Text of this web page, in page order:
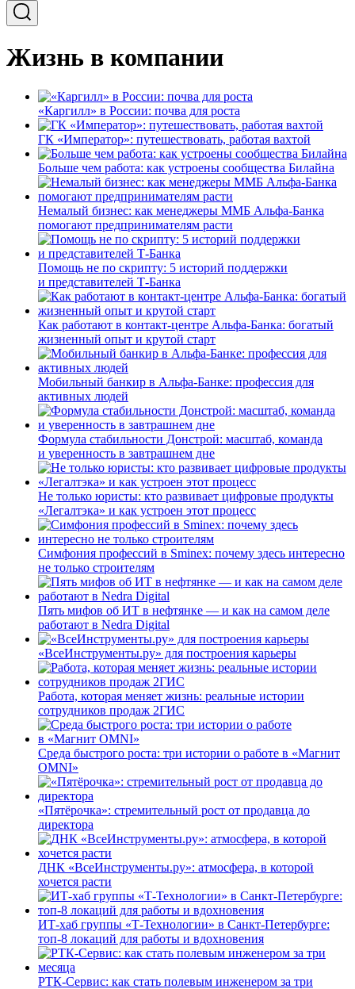
Жизнь в компании
«Каргилл» в России: почва для роста
ГК «Император»: путешествовать, работая вахтой
Больше чем работа: как устроены сообщества Билайна
Немалый бизнес: как менеджеры ММБ Альфа-Банка
помогают предпринимателям расти
Помощь не по скрипту: 5 историй поддержки
и представителей Т-Банка
Как работают в контакт-центре Альфа-Банка: богатый
жизненный опыт и крутой старт
Мобильный банкир в Альфа-Банке: профессия для
активных людей
Формула стабильности Донстрой: масштаб, команда
и уверенность в завтрашнем дне
Не только юристы: кто развивает цифровые продукты
«Легалтэка» и как устроен этот процесс
Симфония профессий в Sminex: почему здесь интересно
не только строителям
Пять мифов об ИТ в нефтянке — и как на самом деле
работают в Nedra Digital
«ВсеИнструменты.ру» для построения карьеры
Работа, которая меняет жизнь: реальные истории
сотрудников продаж 2ГИС
Среда быстрого роста: три истории о работе в «Магнит
OMNI»
«Пятёрочка»: стремительный рост от продавца до
директора
ДНК «ВсеИнструменты.ру»: атмосфера, в которой
хочется расти
ИТ-хаб группы «Т-Технологии» в Санкт-Петербурге:
топ-8 локаций для работы и вдохновения
РТК-Сервис: как стать полевым инженером за три